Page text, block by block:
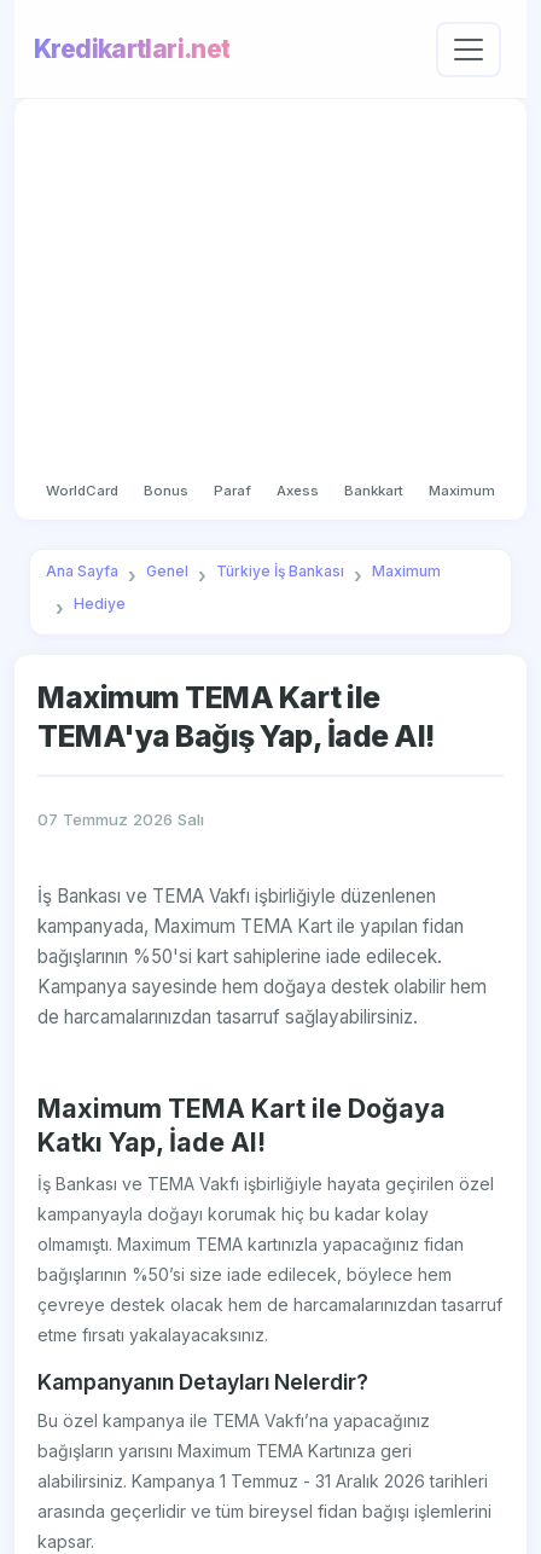
Kredikartlari.net
WorldCard Bonus Paraf Axess Bankkart Maximum
Ana Sayfa Genel Türkiye İş Bankası
Maximum
Hediye
Maximum TEMA Kart ile
TEMA'ya Bağış Yap, İade Al!
07 Temmuz 2026 Salı
İş Bankası ve TEMA Vakfı işbirliğiyle düzenlenen
kampanyada, Maximum TEMA Kart ile yapılan fidan
bağışlarının %50'si kart sahiplerine iade edilecek.
Kampanya sayesinde hem doğaya destek olabilir hem
de harcamalarınızdan tasarruf sağlayabilirsiniz.
Maximum TEMA Kart ile Doğaya
Katkı Yap, İade Al!
İş Bankası ve TEMA Vakfı işbirliğiyle hayata geçirilen özel
kampanyayla doğayı korumak hiç bu kadar kolay
olmamıştı. Maximum TEMA kartınızla yapacağınız fidan
bağışlarının %50’si size iade edilecek, böylece hem
çevreye destek olacak hem de harcamalarınızdan tasarruf
etme fırsatı yakalayacaksınız.
Kampanyanın Detayları Nelerdir?
Bu özel kampanya ile TEMA Vakfı’na yapacağınız
bağışların yarısını Maximum TEMA Kartınıza geri
alabilirsiniz. Kampanya 1 Temmuz - 31 Aralık 2026 tarihleri
arasında geçerlidir ve tüm bireysel fidan bağışı işlemlerini
kapsar.